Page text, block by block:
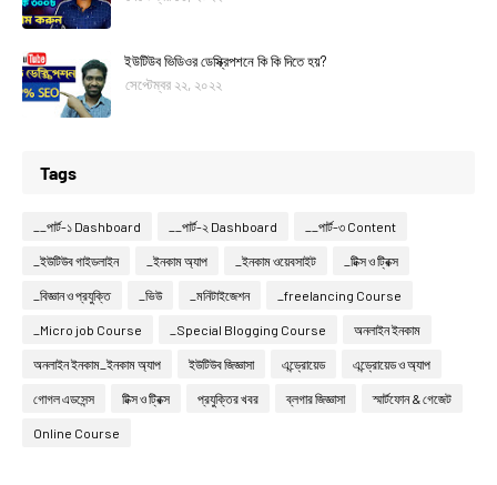
ইউটিউব ভিডিওর ডেস্ক্রিপশনে কি কি দিতে হয়?
সেপ্টেম্বর ২২, ২০২২
Tags
__পার্ট-১ Dashboard __পার্ট-২ Dashboard __পার্ট-৩ Content
_ইউটিউব গাইডলাইন _ইনকাম অ্যাপ _ইনকাম ওয়েবসাইট _টিক্স ও ট্রিক্স
_বিজ্ঞান ও প্রযুক্তি _ভিউ _মনিটাইজেশন _freelancing Course
_Micro job Course _Special Blogging Course অনলাইন ইনকাম
অনলাইন ইনকাম_ইনকাম অ্যাপ ইউটিউব জিজ্ঞাসা এন্ড্রোয়েড এন্ড্রোয়েড ও অ্যাপ
গোগল এডসেন্স টিক্স ও ট্রিক্স প্রযুক্তির খবর ব্লগার জিজ্ঞাসা স্মার্টফোন & গেজেট
Online Course